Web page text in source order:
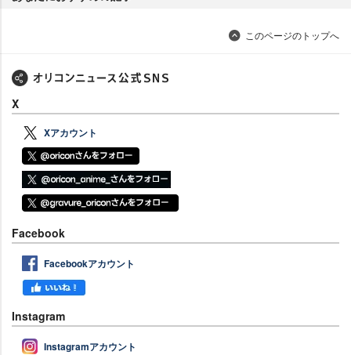
このページのトップへ
X
Xアカウント
Facebook
Facebookアカウント
Instagram
Instagramアカウント